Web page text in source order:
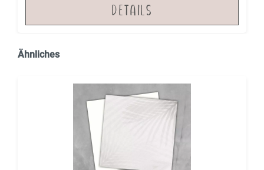
DETAILS
Ähnliches